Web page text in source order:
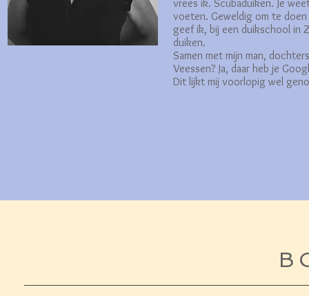
vrees ik. Scubaduiken. Je
voeten. Geweldig om te
geef ik, bij een duikschool in
duiken.
Samen met mijn man,
Veessen? Ja, daar heb je
Dit lijkt mij voorlopig wel